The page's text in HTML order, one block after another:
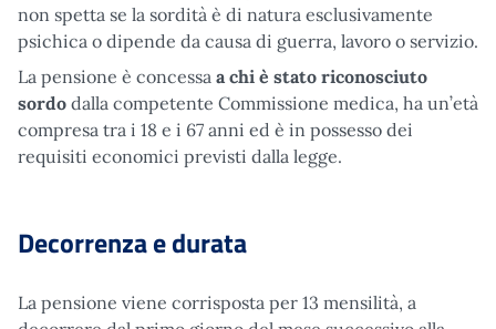
non spetta se la sordità è di natura esclusivamente
psichica o dipende da causa di guerra, lavoro o servizio.
La pensione è concessa a chi è stato riconosciuto
sordo dalla competente Commissione medica, ha un’età
compresa tra i 18 e i 67 anni ed è in possesso dei
requisiti economici previsti dalla legge.
Decorrenza e durata
La pensione viene corrisposta per 13 mensilità, a